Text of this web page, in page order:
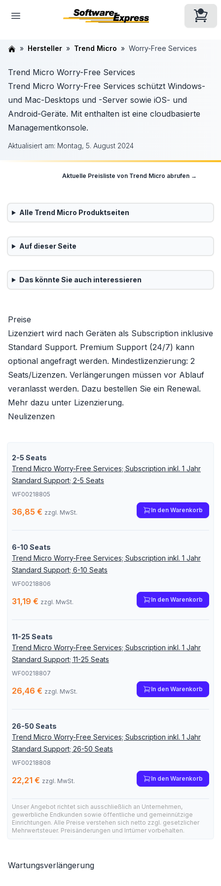
Hersteller Trend Micro Worry-Free Services
Trend Micro Worry-Free Services
Trend Micro Worry-Free Services schützt Windows-
und Mac-Desktops und -Server sowie iOS- und
Android-Geräte. Mit enthalten ist eine cloudbasierte
Managementkonsole.
Aktualisiert am: Montag, 5. August 2024
Aktuelle Preisliste von Trend Micro abrufen →
Alle Trend Micro Produktseiten
Auf dieser Seite
Das könnte Sie auch interessieren
Preise
Lizenziert wird nach Geräten als Subscription inklusive
Standard Support. Premium Support (24/7) kann
optional angefragt werden. Mindestlizenzierung: 2
Seats/Lizenzen. Verlängerungen müssen vor Ablauf
veranlasst werden. Dazu bestellen Sie ein Renewal.
Mehr dazu unter Lizenzierung.
Neulizenzen
2-5 Seats
Trend Micro Worry-Free Services; Subscription inkl. 1 Jahr
Standard Support; 2-5 Seats
WF00218805
36,85 € zzgl. MwSt. In den Warenkorb
6-10 Seats
Trend Micro Worry-Free Services; Subscription inkl. 1 Jahr
Standard Support; 6-10 Seats
WF00218806
31,19 € zzgl. MwSt. In den Warenkorb
11-25 Seats
Trend Micro Worry-Free Services; Subscription inkl. 1 Jahr
Standard Support; 11-25 Seats
WF00218807
26,46 € zzgl. MwSt. In den Warenkorb
26-50 Seats
Trend Micro Worry-Free Services; Subscription inkl. 1 Jahr
Standard Support; 26-50 Seats
WF00218808
22,21 € zzgl. MwSt. In den Warenkorb
Unser Angebot richtet sich ausschließlich an Unternehmen,
gewerbliche Endkunden sowie öffentliche und gemeinnützige
Einrichtungen. Alle Preise verstehen sich netto zzgl. gesetzlicher
Mehrwertsteuer. Preisänderungen und Irrtümer vorbehalten.
Wartungsverlängerung